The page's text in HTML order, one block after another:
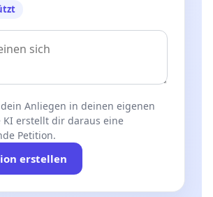
Anliegen in deinen eigenen
KI erstellt dir daraus eine
Petition.
erstellen